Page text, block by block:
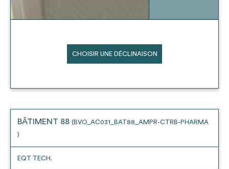
CHOISIR UNE DÉCLINAISON
BÂTIMENT 88 (BVO_AC031_BAT88_AMPR-CTRB-PHARMA
)
EQT TECH.